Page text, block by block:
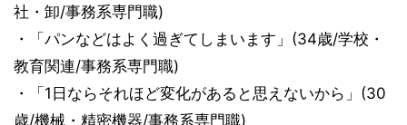
社・卸/事務系専門職)
・「パンなどはよく過ぎてしまいます」(34歳/学校・
教育関連/事務系専門職)
・「1日ならそれほど変化があると思えないから」(30
歳/機械・精密機器/事務系専門職)